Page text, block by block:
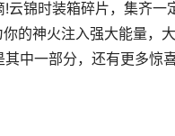
锦时装箱碎片，集齐一
的神火注入强大能量，
中一部分，还有更多惊